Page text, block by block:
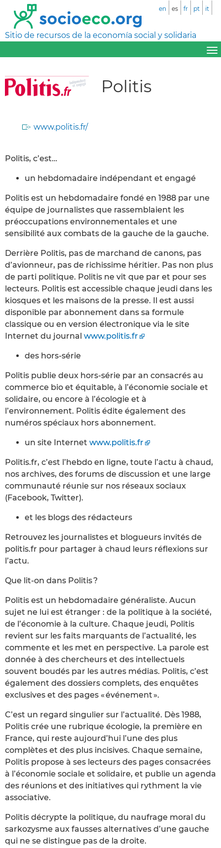
Sitio de recursos de la economía social y solidaria
en es fr pt it
Politis
www.politis.fr/
Politis, c’est…
un hebdomadaire indépendant et engagé
Politis est un hebdomadaire fondé en 1988 par une
équipe de journalistes que rassemblaient les
préoccupations environnementales et une
sensibilité aux combats de la gauche de la gauche.
Derrière Politis, pas de marchand de canons, pas
d’avionneur, pas de richissime héritier. Pas non plus
de parti politique. Politis ne vit que par et pour ses
lecteurs. Politis est accessible chaque jeudi dans les
kiosques et les maisons de la presse. Il est aussi
disponible par abonnement dans sa formule
classique ou en version électronique via le site
Internet du journal www.politis.fr
des hors-série
Politis publie deux hors-série par an consacrés au
commerce bio et équitable, à l’économie sociale et
solidaire, ou encore à l’écologie et à
l’environnement. Politis édite également des
numéros spéciaux hors abonnement.
un site Internet www.politis.fr
Politis.fr, c’est l’hebdo en ligne, toute l’actu à chaud,
nos archives, des forums de discussion et une large
communauté réunie sur nos réseaux sociaux
(Facebook, Twitter).
et les blogs des rédacteurs
Retrouvez les journalistes et blogueurs invités de
politis.fr pour partager à chaud leurs réflexions sur
l’actu.
Que lit-on dans Politis ?
Politis est un hebdomadaire généraliste. Aucun
sujet ne lui est étranger : de la politique à la société,
de l’économie à la culture. Chaque jeudi, Politis
revient sur les faits marquants de l’actualité, les
commente et les met en perspective. La parole est
donnée à des chercheurs et des intellectuels
souvent boudés par les autres médias. Politis, c’est
également des dossiers complets, des enquêtes
exclusives et des pages « événement ».
C’est un regard singulier sur l’actualité. Dès 1988,
Politis crée une rubrique écologie, la première en
France, qui reste aujourd’hui l’une des plus
complètes et des plus incisives. Chaque semaine,
Politis propose à ses lecteurs des pages consacrées
à l’économie sociale et solidaire, et publie un agenda
des réunions et des initiatives qui rythment la vie
associative.
Politis décrypte la politique, du naufrage moral du
sarkozysme aux fausses alternatives d’une gauche
qui ne se distingue pas de la droite.